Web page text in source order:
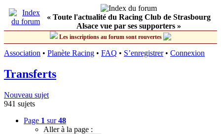
« Toute l'actualité du Racing Club de Strasbourg
Alsace vue par ses supporters »
Les inscriptions au forum sont rouvertes
Association • Planète Racing • FAQ • S’enregistrer• Connexion
Transferts
Nouveau sujet
941 sujets
Page 1 sur48
Aller à la page :